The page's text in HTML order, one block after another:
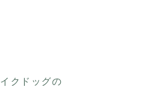
クドッグの